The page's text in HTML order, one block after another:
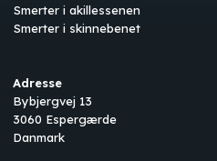
Smerter i akillessenen
Smerter i skinnebenet
Adresse
Bybjergvej 13
3060 Espergærde
Danmark